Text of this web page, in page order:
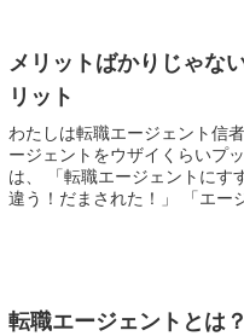
メリットばかりじゃな
リット
わたしは転職エージェント信
ージェントをウザイくらいプ
は、 「転職エージェントに
違う！だまされた！」 「エー
転職エージェントとは